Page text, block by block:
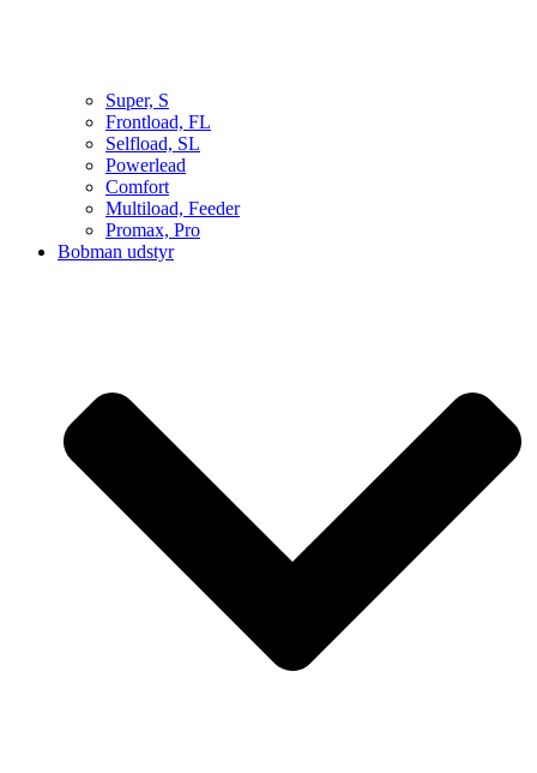
Super, S
Frontload, FL
Selfload, SL
Powerlead
Comfort
Multiload, Feeder
Promax, Pro
Bobman udstyr